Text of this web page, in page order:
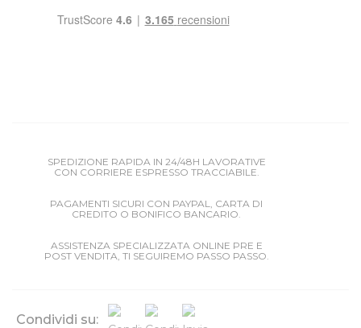
SPEDIZIONE RAPIDA IN 24/48H LAVORATIVE
CON CORRIERE ESPRESSO TRACCIABILE.
PAGAMENTI SICURI CON PAYPAL, CARTA DI
CREDITO O BONIFICO BANCARIO.
ASSISTENZA SPECIALIZZATA ONLINE PRE E
POST VENDITA, TI SEGUIREMO PASSO PASSO.
Condividi su: